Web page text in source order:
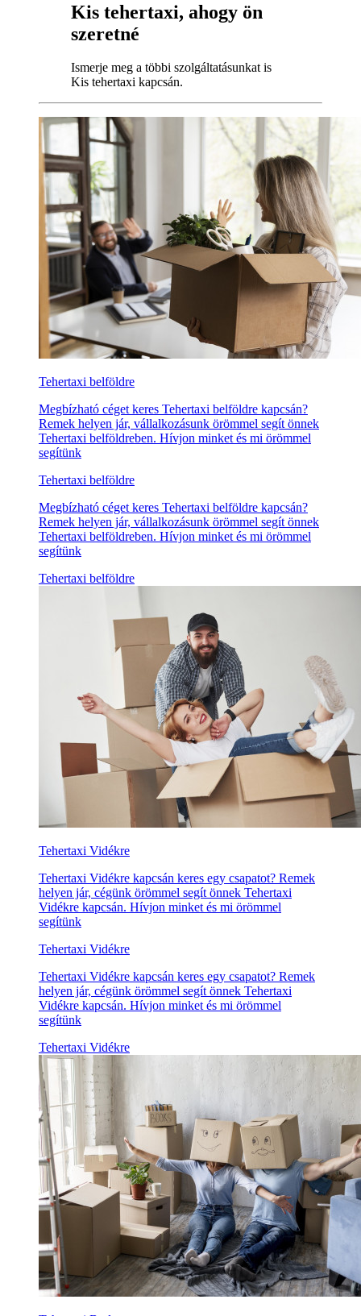
Kis tehertaxi, ahogy ön
szeretné
Ismerje meg a többi szolgáltatásunkat is
Kis tehertaxi kapcsán.
Tehertaxi belföldre
Megbízható céget keres Tehertaxi belföldre kapcsán?
Remek helyen jár, vállalkozásunk örömmel segít önnek
Tehertaxi belföldreben. Hívjon minket és mi örömmel
segítünk
Tehertaxi belföldre
Megbízható céget keres Tehertaxi belföldre kapcsán?
Remek helyen jár, vállalkozásunk örömmel segít önnek
Tehertaxi belföldreben. Hívjon minket és mi örömmel
segítünk
Tehertaxi belföldre
Tehertaxi Vidékre
Tehertaxi Vidékre kapcsán keres egy csapatot? Remek
helyen jár, cégünk örömmel segít önnek Tehertaxi
Vidékre kapcsán. Hívjon minket és mi örömmel
segítünk
Tehertaxi Vidékre
Tehertaxi Vidékre kapcsán keres egy csapatot? Remek
helyen jár, cégünk örömmel segít önnek Tehertaxi
Vidékre kapcsán. Hívjon minket és mi örömmel
segítünk
Tehertaxi Vidékre